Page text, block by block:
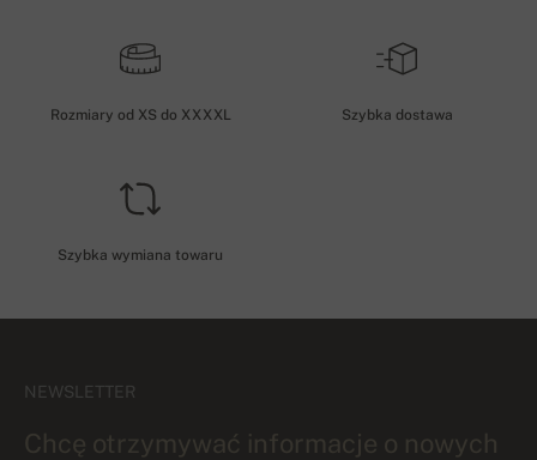
Rozmiary od XS do XXXXL Szybka dostawa
Szybka wymiana towaru
NEWSLETTER
Chcę otrzymywać informacje o nowych